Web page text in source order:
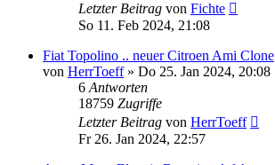
Letzter Beitrag von Fichte
So 11. Feb 2024, 21:08
Fiat Topolino .. neuer Citroen Ami Clone
von HerrToeff» Do 25. Jan 2024, 20:08
6Antworten
18759 Zugriffe
Letzter Beitrag von HerrToeff
Fr 26. Jan 2024, 22:57